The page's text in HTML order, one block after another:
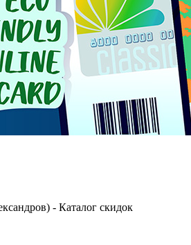
- Каталог скидок